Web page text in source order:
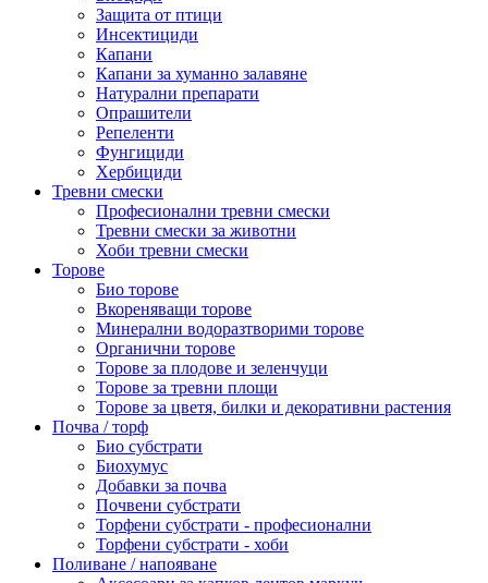
Защита от птици
Инсектициди
Капани
Капани за хуманно залавяне
Натурални препарати
Опрашители
Репеленти
Фунгициди
Хербициди
Тревни смески
Професионални тревни смески
Тревни смески за животни
Хоби тревни смески
Торове
Био торове
Вкореняващи торове
Минерални водоразтворими торове
Органични торове
Торове за плодове и зеленчуци
Торове за тревни площи
Торове за цветя, билки и декоративни растения
Почва / торф
Био субстрати
Биохумус
Добавки за почва
Почвени субстрати
Торфени субстрати - професионални
Торфени субстрати - хоби
Поливане / напояване